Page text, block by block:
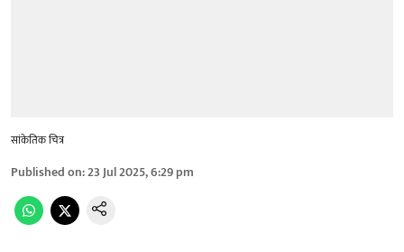
सांकेतिक चित्र
Published on:23 Jul 2025, 6:29 pm